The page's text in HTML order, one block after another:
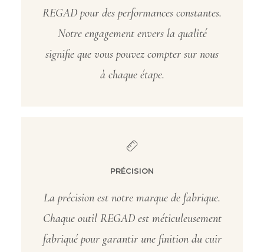
REGAD pour des performances constantes.
Notre engagement envers la qualité
signifie que vous pouvez compter sur nous
à chaque étape.
PRÉCISION
La précision est notre marque de fabrique.
Chaque outil REGAD est méticuleusement
fabriqué pour garantir une finition du cuir